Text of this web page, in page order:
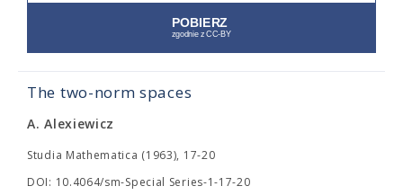
The two-norm spaces
A. Alexiewicz
Studia Mathematica (1963), 17-20
DOI: 10.4064/sm-Special Series-1-17-20